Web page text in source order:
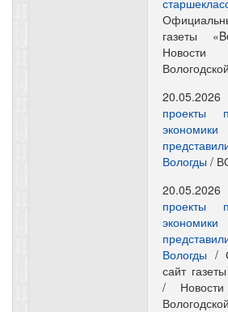
газеты
проекты
Вологды /
проекты
Вологды /
сайт
/